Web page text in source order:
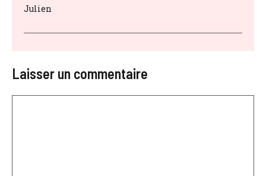
Julien
Laisser un commentaire